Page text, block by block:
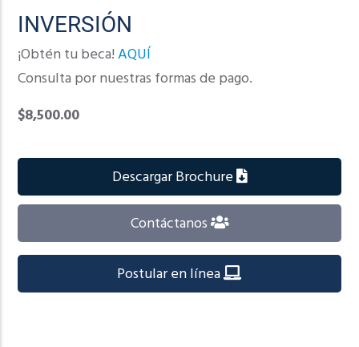
INVERSIÓN
¡Obtén tu beca!AQUÍ
Consulta por nuestras formas de pago.
$8,500.00
Descargar Brochure
Contáctanos
Postular en línea